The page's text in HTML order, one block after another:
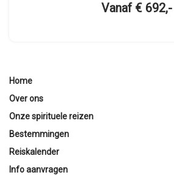
Vanaf € 692,-
Home
Over ons
Onze spirituele reizen
Bestemmingen
Reiskalender
Info aanvragen